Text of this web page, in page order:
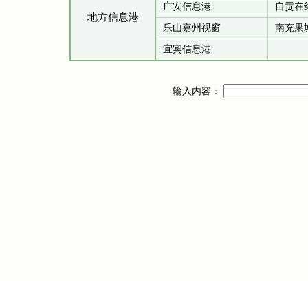
地方信息港
广安信息港
自贡在
乐山嘉州视窗
南充果
宜宾信息港
输入内容：